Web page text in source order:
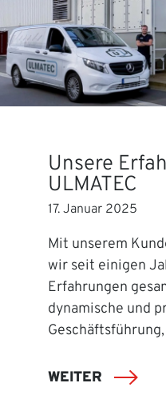
Unsere
ULMATEC
17. Januar 2025
Mit unserem
wir seit einigen
Erfahrungen
dynamische und
WEITER